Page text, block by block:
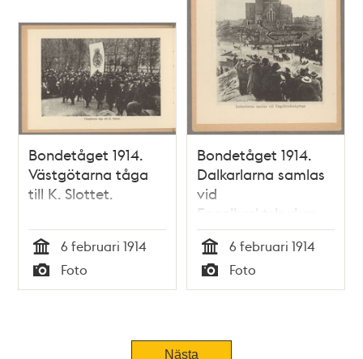
Bondetåget 1914.
Västgötarna tåga
till K. Slottet.
Tid
6 februari 1914
Typ
Foto
Bondetåget 1914.
Dalkarlarna samlas
vid
Engelbrektskyrkan
Tid
6 februari 1914
Typ
Foto
TidigareNästa